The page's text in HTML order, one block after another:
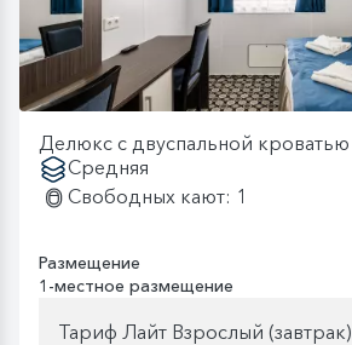
Делюкс с двуспальной кроватью
Средняя
Свободных кают: 1
Размещение
1-местное размещение
Тариф Лайт Взрослый (завтрак)